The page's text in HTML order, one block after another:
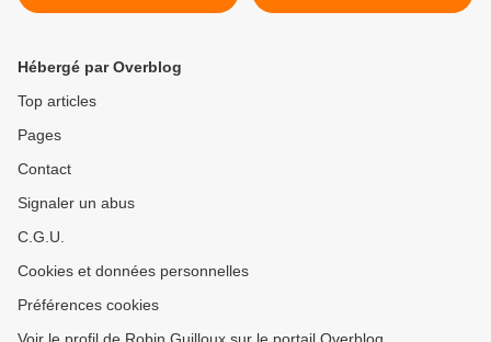
chevalier au lion de
Hébergé par Overblog
Top articles
Pages
Contact
Signaler un abus
C.G.U.
Cookies et données personnelles
Préférences cookies